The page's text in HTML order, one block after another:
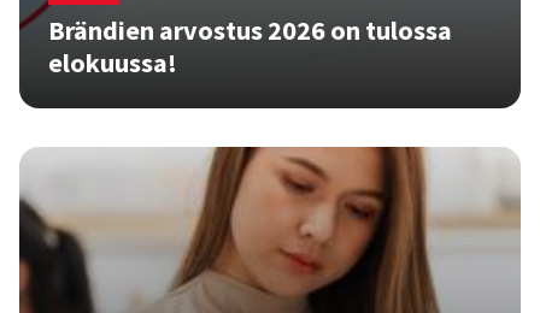
Brän­dien ar­vos­tus 2026 on tu­los­sa
elo­kuus­sa!